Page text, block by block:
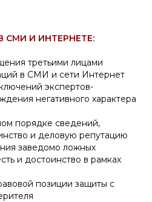
СМИ И ИНТЕРНЕТЕ:
третьими лицами
в СМИ и сети Интернет
экспертов-
негативного характера
порядке сведений,
и деловую репутацию
заведомо ложных
и достоинство в рамках
позиции защиты с